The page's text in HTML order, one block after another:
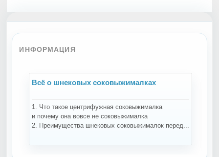
ИНФОРМАЦИЯ
Всё о шнековых соковыжималках
1. Что такое центрифужная соковыжималка
и почему она вовсе не соковыжималка
2. Преимущества шнековых соковыжималок перед...